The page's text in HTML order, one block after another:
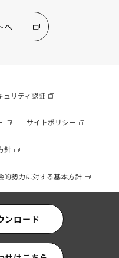
ンロード
へ
ュリティ認証
サイトポリシー
針
的勢力に対する基本方針